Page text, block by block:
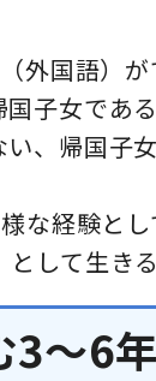
外国語）
子女であ
、帰国子
な経験と
して生きる
～6